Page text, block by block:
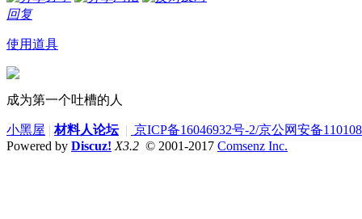
回复
使用道具
成为第一个吐槽的人
小黑屋 | 材料人论坛 | 京ICP备16046932号-2/京公网安备
Powered by Discuz! X3.2 © 2001-2017 Comsenz Inc.